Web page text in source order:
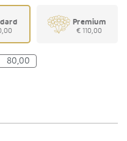
Premium
€ 110,00